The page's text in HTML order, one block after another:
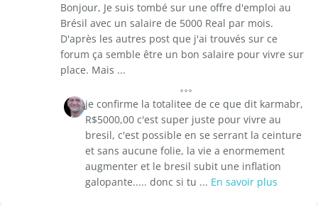
Bonjour, Je suis tombé sur une offre d'emploi au
Brésil avec un salaire de 5000 Real par mois.
D'après les autres post que j'ai trouvés sur ce
forum ça semble être un bon salaire pour vivre sur
place. Mais ...
je confirme la totalitee de ce que dit karmabr,
R$5000,00 c'est super juste pour vivre au
bresil, c'est possible en se serrant la ceinture
et sans aucune folie, la vie a enormement
augmenter et le bresil subit une inflation
galopante..... donc si tu ... En savoir plus